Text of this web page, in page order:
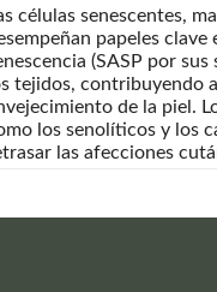
células senescentes,
papeles
(SASP por
tejidos, contribuyendo
de la piel.
los senolíticos y los
las afecciones